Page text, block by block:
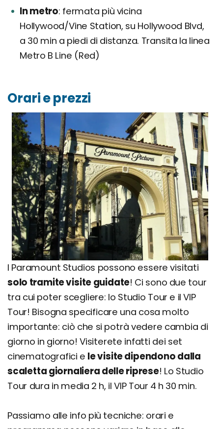
In metro fermata più vicina
Hollywood/Vine Station, su Hollywood Blvd,
a 30 min a piedi di distanza. Transita la linea
Metro B Line (Red)
Orari e prezzi
I Paramount Studios possono essere visitati
solo tramite visite guidate! Ci sono due tour
tra cui poter scegliere: lo Studio Tour e il VIP
Tour! Bisogna specificare una cosa molto
importante: ciò che si potrà vedere cambia di
giorno in giorno! Visiterete infatti dei set
cinematografici e le visite dipendono dalla
scaletta giornaliera delle riprese! Lo Studio
Tour dura in media 2 h, il VIP Tour 4 h 30 min.
Passiamo alle info più tecniche: orari e